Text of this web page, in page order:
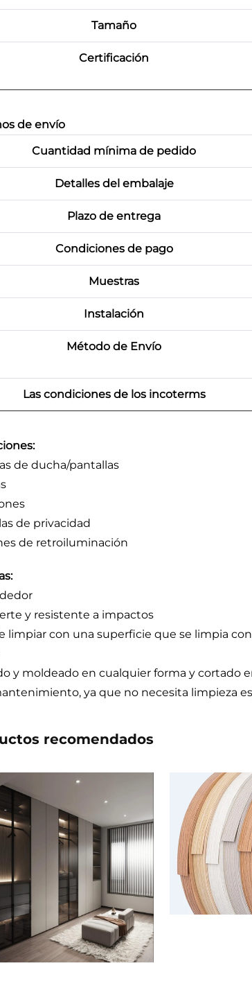
Tamaño
Certificación
de envío
Cuantidad mínima de pedido
Detalles del embalaje
Plazo de entrega
Condiciones de pago
Muestras
Instalación
Método de Envío
Las condiciones de los incoterms
de ducha/pantallas
de privacidad
de retroiluminación
y resistente a impactos
limpiar con una superficie que se limpia
y moldeado en cualquier forma y cortado
ya que no necesita limpieza
recomendados